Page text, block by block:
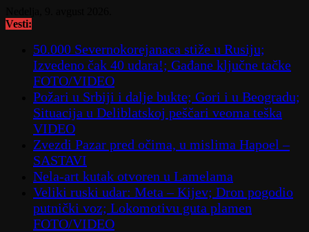
to
Vesti:
50.000 Severnokorejanaca stiže u Rusiju;
Izvedeno čak 40 udara!; Gađane ključne tačke
FOTO/VIDEO
Požari u Srbiji i dalje bukte; Gori i u Beogradu;
Situacija u Deliblatskoj peščari veoma teška
VIDEO
Zvezdi Pazar pred očima, u mislima Hapoel –
SASTAVI
Nela-art kutak otvoren u Lamelama
Veliki ruski udar: Meta – Kijev; Dron pogodio
putnički voz; Lokomotivu guta plamen
FOTO/VIDEO